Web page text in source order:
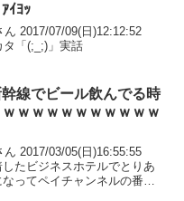
ｲﾖｯ
ん 2017/07/09(日)12:12:52
タ「(;_;)」実話
線でビール飲んでる時
ｗｗｗｗｗｗｗｗｗｗ
ん 2017/03/05(日)16:55:55
したビジネスホテルでとりあ
なってペイチャンネルの番組